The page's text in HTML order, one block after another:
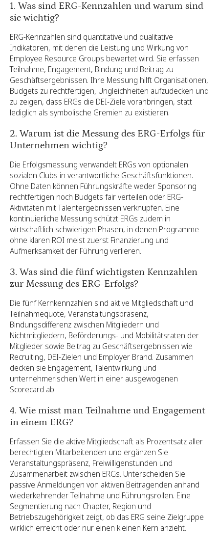
1. Was sind ERG-Kennzahlen und warum sind
sie wichtig?
ERG-Kennzahlen sind quantitative und qualitative
Indikatoren, mit denen die Leistung und Wirkung von
Employee Resource Groups bewertet wird. Sie erfassen
Teilnahme, Engagement, Bindung und Beitrag zu
Geschäftsergebnissen. Ihre Messung hilft Organisationen,
Budgets zu rechtfertigen, Ungleichheiten aufzudecken und
zu zeigen, dass ERGs die DEI-Ziele voranbringen, statt
lediglich als symbolische Gremien zu existieren.
2. Warum ist die Messung des ERG-Erfolgs für
Unternehmen wichtig?
Die Erfolgsmessung verwandelt ERGs von optionalen
sozialen Clubs in verantwortliche Geschäftsfunktionen.
Ohne Daten können Führungskräfte weder Sponsoring
rechtfertigen noch Budgets fair verteilen oder ERG-
Aktivitäten mit Talentergebnissen verknüpfen. Eine
kontinuierliche Messung schützt ERGs zudem in
wirtschaftlich schwierigen Phasen, in denen Programme
ohne klaren ROI meist zuerst Finanzierung und
Aufmerksamkeit der Führung verlieren.
3. Was sind die fünf wichtigsten Kennzahlen
zur Messung des ERG-Erfolgs?
Die fünf Kernkennzahlen sind aktive Mitgliedschaft und
Teilnahmequote, Veranstaltungspräsenz,
Bindungsdifferenz zwischen Mitgliedern und
Nichtmitgliedern, Beförderungs- und Mobilitätsraten der
Mitglieder sowie Beitrag zu Geschäftsergebnissen wie
Recruiting, DEI-Zielen und Employer Brand. Zusammen
decken sie Engagement, Talentwirkung und
unternehmerischen Wert in einer ausgewogenen
Scorecard ab.
4. Wie misst man Teilnahme und Engagement
in einem ERG?
Erfassen Sie die aktive Mitgliedschaft als Prozentsatz aller
berechtigten Mitarbeitenden und ergänzen Sie
Veranstaltungspräsenz, Freiwilligenstunden und
Zusammenarbeit zwischen ERGs. Unterscheiden Sie
passive Anmeldungen von aktiven Beitragenden anhand
wiederkehrender Teilnahme und Führungsrollen. Eine
Segmentierung nach Chapter, Region und
Betriebszugehörigkeit zeigt, ob das ERG seine Zielgruppe
wirklich erreicht oder nur einen kleinen Kern anzieht.